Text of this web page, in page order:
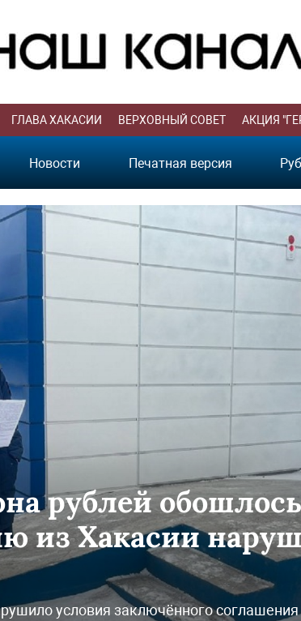
ГЛАВА ХАКАСИИ ВЕРХОВНЫЙ СОВЕТ АКЦИЯ
Новости Печатная версия
рублей обошлось
из Хакасии
условия заключённого соглашения